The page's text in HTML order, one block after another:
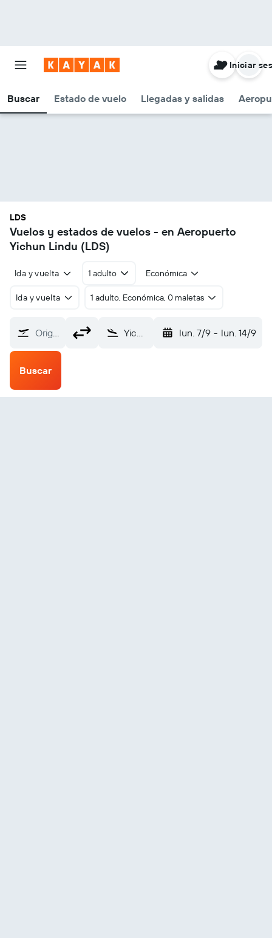
Buscar Estado de vuelo Llegadas y salidas
Iniciar
LDS
Vuelos y estados de vuelos - en Aeropuerto
Yichun Lindu (LDS)
Ida y vuelta 1 adulto Económica
Ida y vuelta 1 adulto, Económica, 0 maletas
Origen Yichun Lindu (LDS) lun. 7/9 - lun. 14/9
Buscar